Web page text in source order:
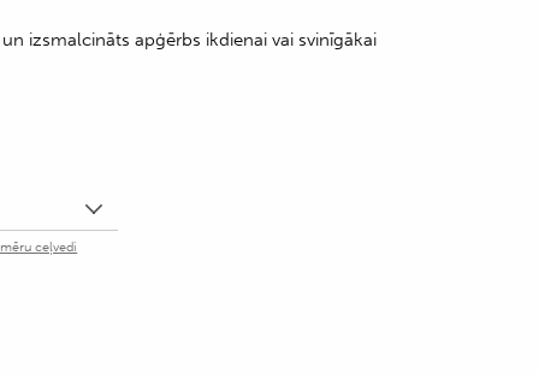
izsmalcināts apģērbs ikdienai vai svinīgākai
ceļvedi